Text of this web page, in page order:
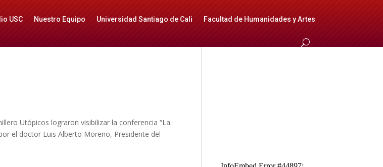
USC Nuestro Equipo Universidad Santiago de Cali Facultad de Humanidades y Artes
Utópicos lograron visibilizar la conferencia “La
el doctor Luis Alberto Moreno, Presidente del